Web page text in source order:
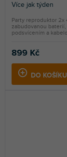
Průměrné
hodnocení
produktu
je
5,0
hvězdiček.
Více jak týden
899 Kč
DO KOŠÍKU
Party reproduktor 2x
zabudovanou baterií,
podsvícením a